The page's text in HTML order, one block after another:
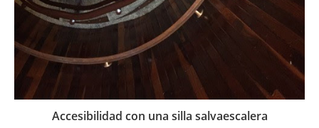
Accesibilidad con una silla salvaescalera